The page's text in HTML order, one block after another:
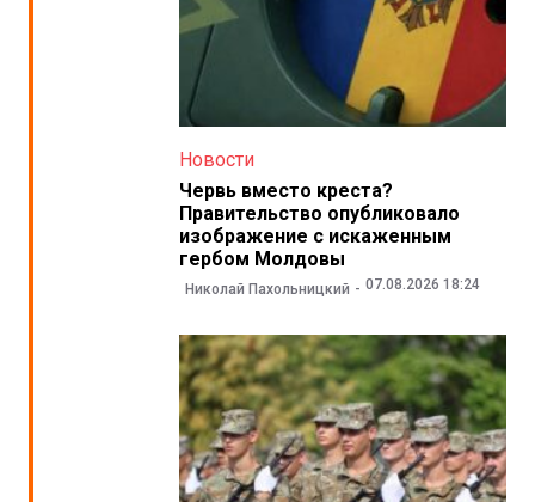
Новости
Червь вместо креста?
Правительство опубликовало
изображение с искаженным
гербом Молдовы
Николай Пахольницкий 07.08.2026 18:24